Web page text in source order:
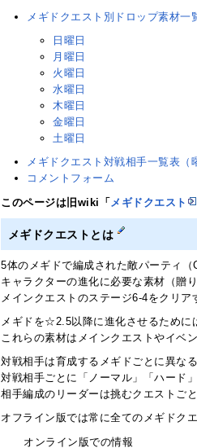
メギドクエスト別ドロップ素材一
日曜日
月曜日
火曜日
水曜日
木曜日
金曜日
土曜日
メギドクエスト対戦相手一覧表（
コメントフォーム
このページは旧wiki「 メギドクエスト
メギドクエストとは
5体のメギドで編成された敵パーティ（
キャラクターの進化に必要な素材（贈
メインクエストのステージ6-4をクリア
メギドを☆2.5以降に進化させるために
これらの素材はメインクエストやイベ
対戦相手は育成するメギドごとに異な
対戦相手ごとに「ノーマル」「ハード
相手編成のリーダーは挑むクエストご
オフライン版では常に全てのメギドク
オンライン版での情報